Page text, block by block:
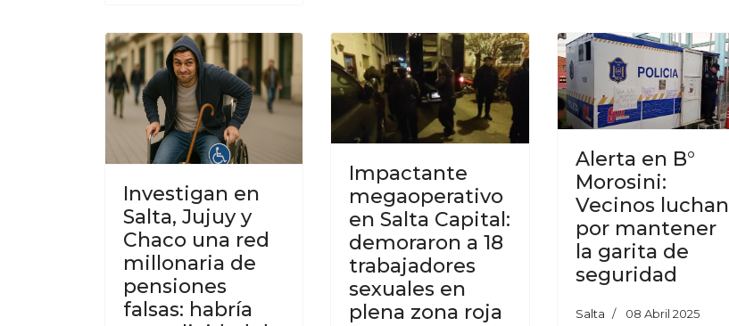
Investigan en
Salta, Jujuy y
Chaco una red
millonaria de
pensiones
falsas: habría
Impactante
megaoperativo
en Salta Capital:
demoraron a 18
trabajadores
sexuales en
plena zona roja
Alerta en B°
Morosini:
Vecinos luchan
por mantener
la garita de
seguridad
Salta 08 Abril 2025